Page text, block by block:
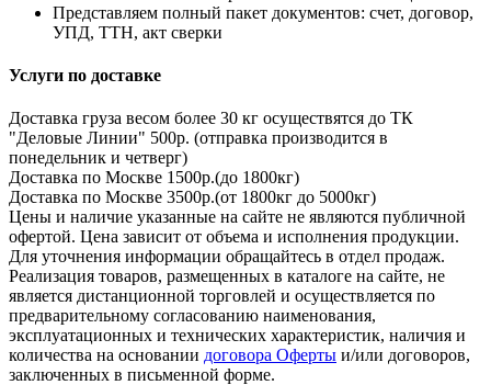
Представляем полный пакет документов: счет, договор,
УПД, ТТН, акт сверки
Услуги по доставке
Доставка груза весом более 30 кг осуществятся до ТК
"Деловые Линии" 500р. (отправка производится в
понедельник и четверг)
Доставка по Москве 1500р.(до 1800кг)
Доставка по Москве 3500р.(от 1800кг до 5000кг)
Цены и наличие указанные на сайте не являются публичной
офертой. Цена зависит от объема и исполнения продукции.
Для уточнения информации обращайтесь в отдел продаж.
Реализация товаров, размещенных в каталоге на сайте, не
является дистанционной торговлей и осуществляется по
предварительному согласованию наименования,
эксплуатационных и технических характеристик, наличия и
количества на основании договора Оферты и/или договоров,
заключенных в письменной форме.